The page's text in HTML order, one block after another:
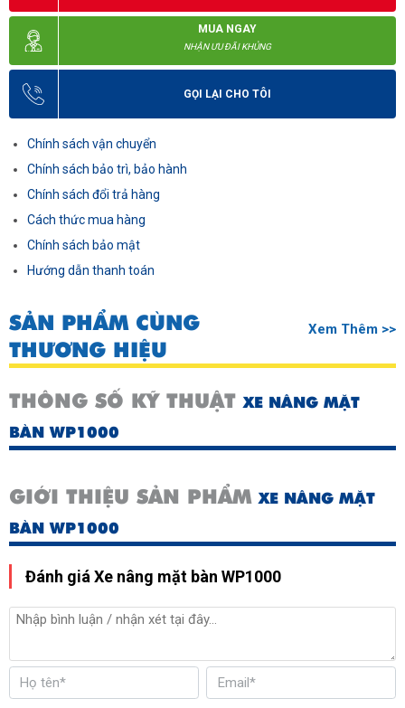
MUA NGAY
NHẬN ƯU ĐÃI KHỦNG
GỌI LẠI CHO TÔI
Chính sách vận chuyển
Chính sách bảo trì, bảo hành
Chính sách đổi trả hàng
Cách thức mua hàng
Chính sách bảo mật
Hướng dẫn thanh toán
SẢN PHẨM CÙNG
THƯƠNG HIỆU
Xem Thêm >>
THÔNG SỐ KỸ THUẬTXE NÂNG MẶT
BÀN WP1000
GIỚI THIỆU SẢN PHẨMXE NÂNG MẶT
BÀN WP1000
Đánh giá Xe nâng mặt bàn WP1000